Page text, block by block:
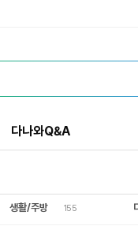
다나와Q&A
생활/주방 155